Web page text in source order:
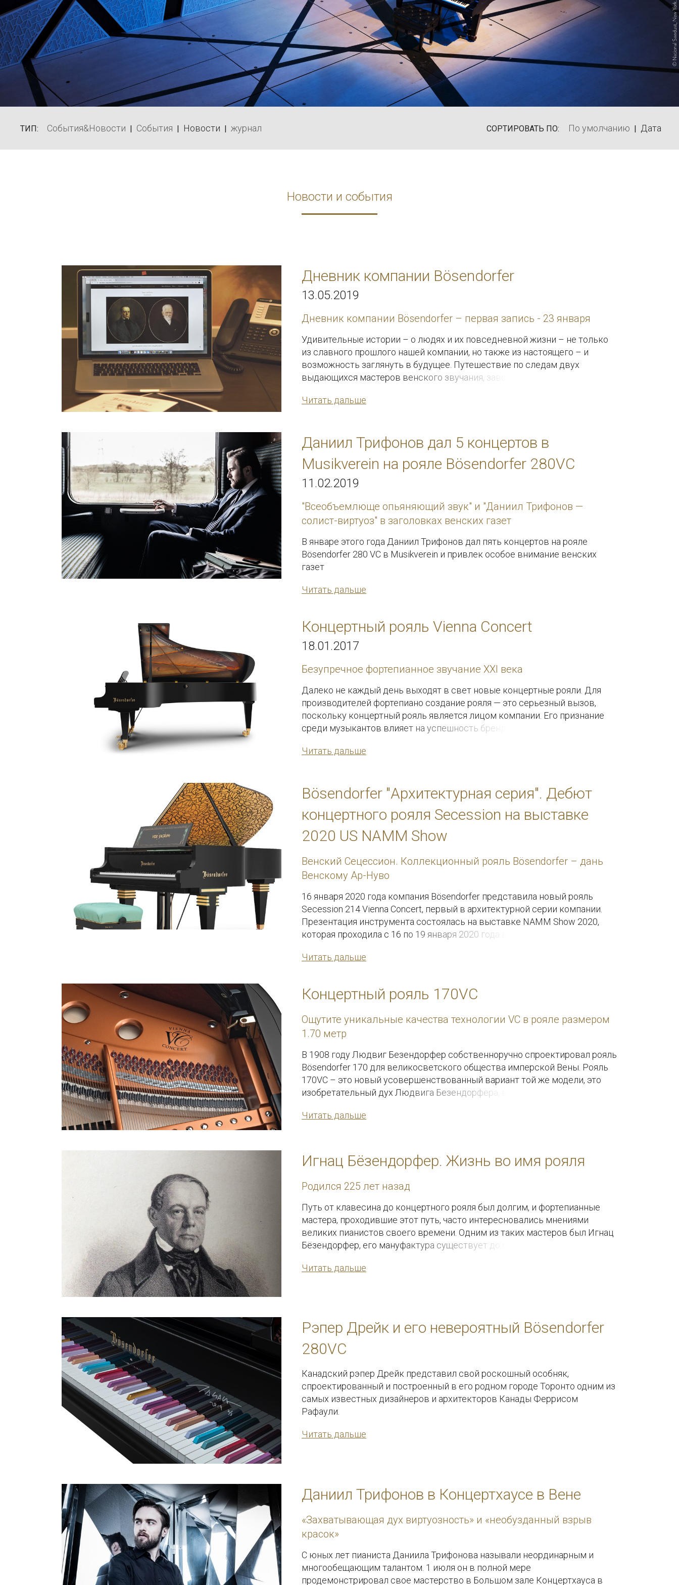
ТИП: События&Новости | События | Новости | журнал СОРТИРОВАТЬ ПО: По умолчанию | Дата
Новости и события
Дневник компании Bösendorfer
13.05.2019
Дневник компании Bösendorfer – первая запись - 23 января
Удивительные истории – о людях и их повседневной жизни – не только
из славного прошлого нашей компании, но также из настоящего – и
возможность заглянуть в будущее. Путешествие по следам двух
выдающихся мастеров венского звучания, завоевавших Европу, а вслед
Читать дальше
Даниил Трифонов дал 5 концертов в
Musikverein на рояле Bösendorfer 280VC
11.02.2019
"Всеобъемлюще опьяняющий звук" и "Даниил Трифонов —
солист-виртуоз" в заголовках венских газет
В январе этого года Даниил Трифонов дал пять концертов на рояле
Bösendorfer 280 VC в Musikverein и привлек особое внимание венских
газет
Читать дальше
Концертный рояль Vienna Concert
18.01.2017
Безупречное фортепианное звучание XXI века
Далеко не каждый день выходят в свет новые концертные рояли. Для
производителей фортепиано создание рояля — это серьезный вызов,
поскольку концертный рояль является лицом компании. Его признание
среди музыкантов влияет на успешность бренда. Что же делает
Читать дальше
Bösendorfer "Архитектурная серия". Дебют
концертного рояля Secession на выставке
2020 US NAMM Show
Венский Сецессион. Коллекционный рояль Bösendorfer – дань
Венскому Ар-Нуво
16 января 2020 года компания Bösendorfer представила новый рояль
Secession 214 Vienna Concert, первый в архитектурной серии компании.
Презентация инструмента состоялась на выставке NAMM Show 2020,
которая проходила с 16 по 19 января 2020 года в г. Анахайм (США).
Читать дальше
Концертный рояль 170VC
Ощутите уникальные качества технологии VC в рояле размером
1.70 метр
В 1908 году Людвиг Безендорфер собственноручно спроектировал рояль
Bösendorfer 170 для великосветского общества имперской Вены. Рояль
170VC – это новый усовершенствованный вариант той же модели, это
изобретательный дух Людвига Безендорфера, воплощенный в
Читать дальше
Игнац Бёзендорфер. Жизнь во имя рояля
Родился 225 лет назад
Путь от клавесина до концертного рояля был долгим, и фортепианные
мастера, проходившие этот путь, часто интересновались мнениями
великих пианистов своего времени. Одним из таких мастеров был Игнац
Бёзендорфер, его мануфактура существует до сих пор и как никакая
Читать дальше
Рэпер Дрейк и его невероятный Bösendorfer
280VC
Канадский рэпер Дрейк представил свой роскошный особняк,
спроектированный и построенный в его родном городе Торонто одним из
самых известных дизайнеров и архитекторов Канады Феррисом
Рафаули.
со знаменитым японским художником Такаси Мураками был создан
Читать дальше
Даниил Трифонов в Концертхаусе в Вене
«Захватывающая дух виртуозность» и «необузданный взрыв
красок»
С юных лет пианиста Даниила Трифонова называли неординарным и
многообещающим талантом. 1 июля он в полной мере
продемонстрировал свое мастерство в Большом зале Концертхауса в